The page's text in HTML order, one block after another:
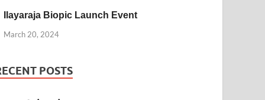
Ilayaraja Biopic Launch Event
March 20, 2024
POSTS